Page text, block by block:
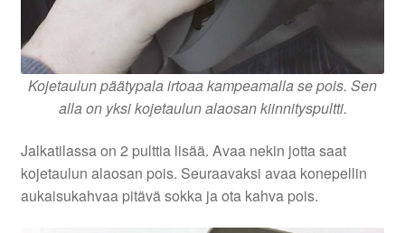
Kojetaulun päätypala irtoaa kampeamalla se pois. Sen
alla on yksi kojetaulun alaosan kiinnityspultti.
Jalkatilassa on 2 pulttia lisää. Avaa nekin jotta saat
kojetaulun alaosan pois. Seuraavaksi avaa konepellin
aukaisukahvaa pitävä sokka ja ota kahva pois.